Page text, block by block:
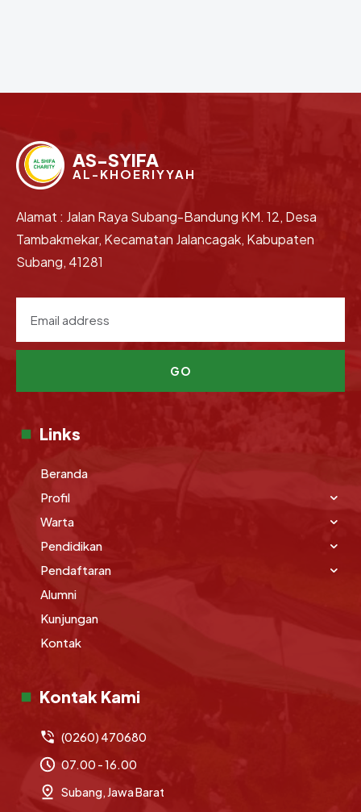
AS-SYIFA
AL-KHOERIYYAH
Alamat : Jalan Raya Subang-Bandung KM. 12, Desa
Tambakmekar, Kecamatan Jalancagak, Kabupaten
Subang, 41281
GO
Links
Beranda
Profil
Warta
Pendidikan
Pendaftaran
Alumni
Kunjungan
Kontak
Kontak Kami
(0260) 470680
07.00 - 16.00
Subang, Jawa Barat